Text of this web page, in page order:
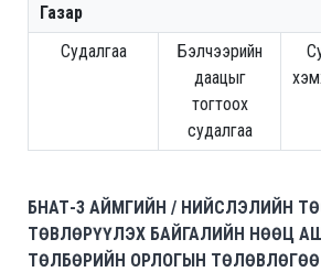
Газар
Судалгаа
Бэлчээрийн
даацыг
тогтоох
судалгаа
БНАТ-3 АЙМГИЙН / НИЙСЛЭЛИЙН
ТӨВЛӨРҮҮЛЭХ БАЙГАЛИЙН НӨӨЦ
ТӨЛБӨРИЙН ОРЛОГЫН ТӨЛӨВЛӨГӨӨ